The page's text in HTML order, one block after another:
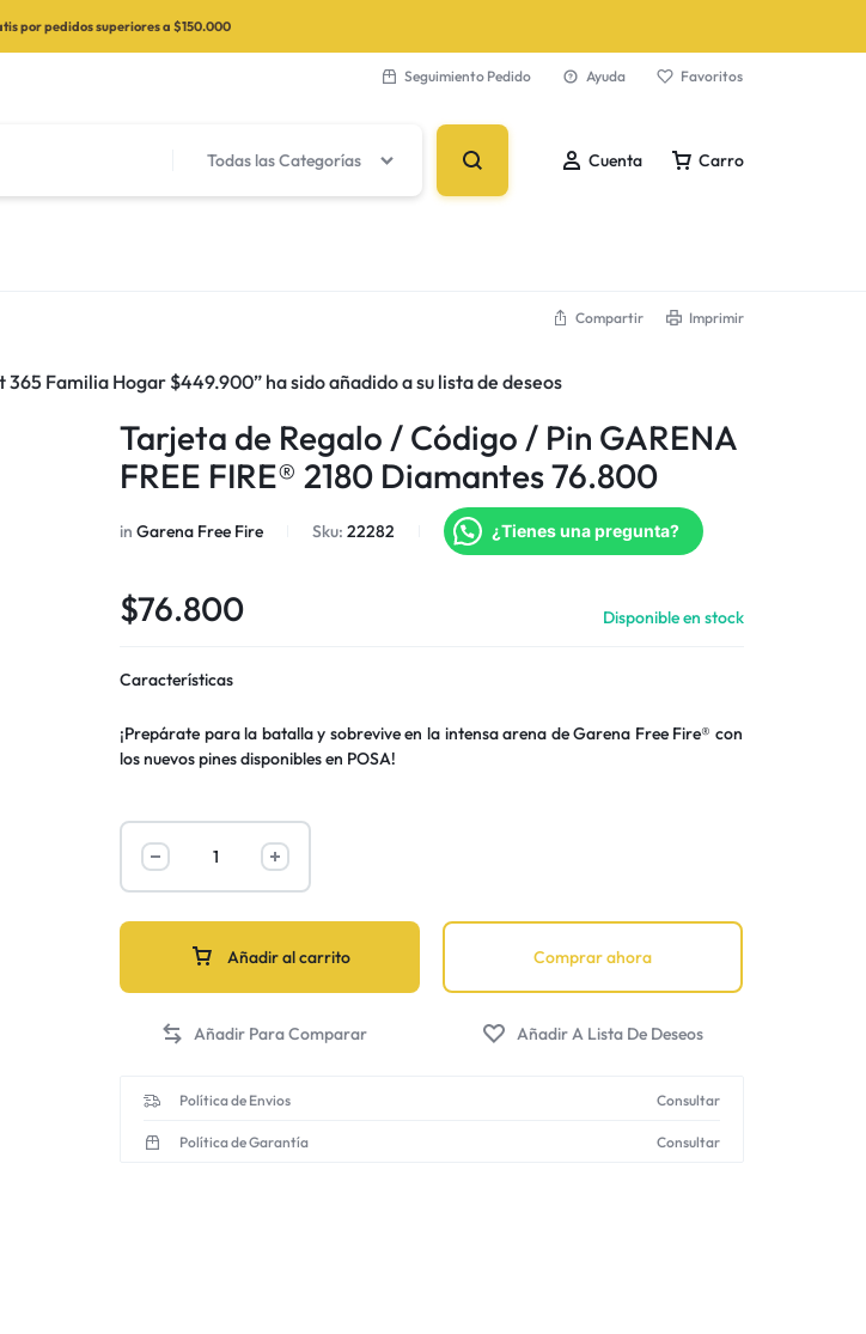
por pedidos superiores a $150.000
Seguimiento Pedido Ayuda Favoritos
Todas las Categorías Cuenta
Favoritos
Seguimiento Pedido
Centro de Ayuda
Carro
Su bolsa está vacía
¡No te pierdas las grandes ofertas! Comienza a
comprar o Inicia sesión para ver los productos
agregados.
Compartir Imprimir
Familia Hogar $449.900” ha sido añadido a su lista de deseos
Tarjeta de Regalo / Código / Pin GARENA
FREE FIRE® 2180 Diamantes 76.800
inGarena Free Fire Sku:22282 ¿Tienes una pregunta?
$76.800 Disponible en stock
Características
¡Prepárate para la batalla y sobrevive en la intensa arena de Garena Free Fire® con
los nuevos pines disponibles en POSA!
Añadir al carrito Comprar ahora
Política de Envios Consultar
Política de Garantía Consultar